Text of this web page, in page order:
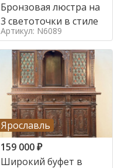
Бронзовая люстра на
3 светоточки в стиле
Артикул: N6089
Ярославль
159 000₽
Широкий буфет в